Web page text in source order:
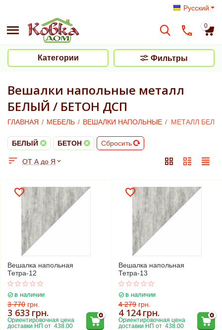
Русский
0
Категории Фильтры
Вешалки напольные металл
БЕЛЫЙ / БЕТОН ДСП
ГЛАВНАЯ / МЕБЕЛЬ / ВЕШАЛКИ НАПОЛЬНЫЕ / МЕТАЛЛ
БЕЛЫЙ БЕТОН Сбросить
ОТ А до Я
Вешалка напольная
Тетра-12
в наличии
3 770 грн.
3 633 грн.
Ориентировочная цена
доставки НП от  438.00
Вешалка напольная
Тетра-13
в наличии
4 279 грн.
4 124 грн.
Ориентировочная цена
доставки НП от  438.00